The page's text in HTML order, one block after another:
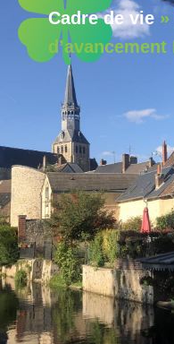
Cadre de vie»
d’avancement